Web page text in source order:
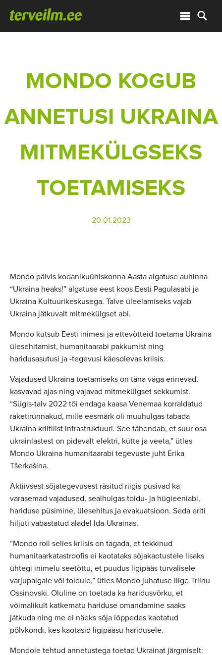
MONDO KOGUB
ANNETUSI UKRAINA
MITMEKÜLGSEKS
TOETAMISEKS
20.01.2023
Mondo pälvis kodanikuühiskonna Aasta algatuse auhinna
“Ukraina heaks!” algatuse eest koos Eesti Pagulasabi ja
Ukraina Kultuurikeskusega. Talve üleelamiseks vajab
Ukraina jätkuvalt mitmekülgset abi.
Mondo kutsub Eesti inimesi ja ettevõtteid toetama Ukraina
ülesehitamist, humanitaarabi pakkumist ning
haridusasutusi ja -tegevusi käesolevas kriisis.
Vajadused Ukraina toetamiseks on täna väga erinevad,
kasvavad ajas ning vajavad mitmekülgset sekkumist.
“Sügis-talv 2022 tõi endaga kaasa Venemaa korraldatud
raketirünnakud, mille eesmärk oli muuhulgas tabada
Ukraina kriitilist infrastruktuuri. See tähendab, et suur osa
ukrainlastest on pidevalt elektri, kütte ja veeta,” ütles
Mondo Ukraina humanitaarabi tegevuste juht Erika
Tšerkašina.
Aktiivsest sõjategevusest räsitud riigis püsivad ka
varasemad vajadused, sealhulgas toidu- ja hügieeniabi,
hariduse püsimine, ülesehitus ja evakuatsioon. Seda eriti
hiljuti vabastatud aladel Ida-Ukrainas.
“Mondo roll selles kriisis on tagada, et tekkinud
humanitaarkatastroofis ei kaotataks sõjakaotustele lisaks
ühtegi inimelu seetõttu, et puudus ligipääs turvalisele
varjupaigale või toidule,” ütles Mondo juhatuse liige Triinu
Ossinovski. Oluline on toetada ka haridusvõrku, et
võimalikult katkematu hariduse omandamine saaks
jätkuda ning me ei näeks sõja lõppedes kaotatud
põlvkondi, kes kaotasid ligipääsu haridusele.
Mondole tehtud annetustega toetad Ukrainat järgmiselt: